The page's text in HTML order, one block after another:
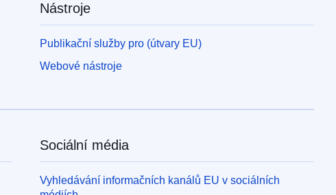
Nástroje
Publikační služby pro (útvary EU)
Webové nástroje
Sociální média
Vyhledávání informačních kanálů EU v sociálních